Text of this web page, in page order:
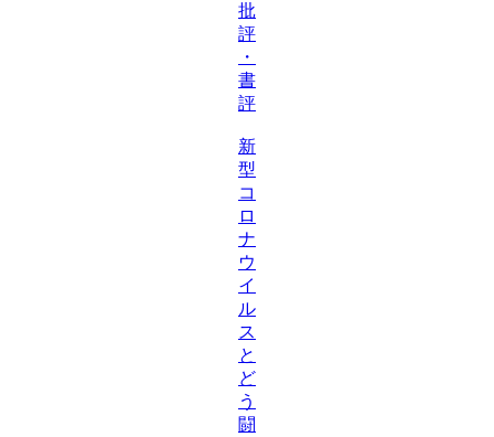
批
評
・
書
評
新
型
コ
ロ
ナ
ウ
イ
ル
ス
と
ど
う
闘